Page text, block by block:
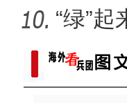
绘“同
“绿”